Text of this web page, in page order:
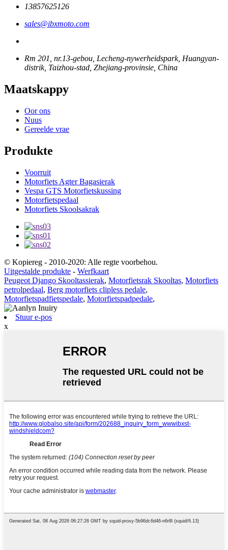
13857625126
sales@ibxmoto.com
Rm 201, nr.13-gebou, Lecheng-nywerheidspark, Huangyan-
distrik, Taizhou-stad, Zhejiang-provinsie, China
Maatskappy
Oor ons
Nuus
Gereelde vrae
Produkte
Voorruit
Motorfiets Agter Bagasierak
Vespa GTS Motorfietskussing
Motorfietspedaal
Motorfiets Skoolsakrak
© Kopiereg - 2010-2020: Alle regte voorbehou.
Uitgestalde produkte - Werfkaart
Peugeot Django Skooltassierak, Motorfietsrak Skooltas, Motorfiets
petrolpedaal, Berg motorfiets clipless pedale,
Motorfietspadfietspedale, Motorfietspadpedale,
Stuur e-pos
x